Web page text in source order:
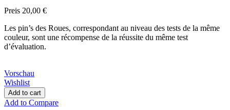
Preis 20,00 €
Les pin’s des Roues, correspondant au niveau des tests de la même
couleur, sont une récompense de la réussite du même test
d’évaluation.
Vorschau
Wishlist
Add to cart
Add to Compare